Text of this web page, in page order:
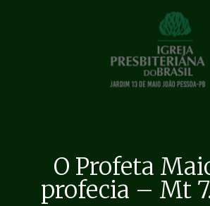
O Profeta
profecia – Mt